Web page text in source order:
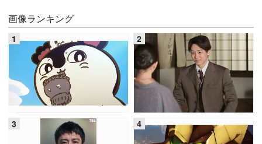
画像ランキング